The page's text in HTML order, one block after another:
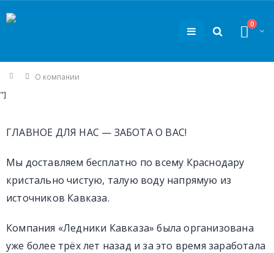
0
Home
О компании
"]
ГЛАВНОЕ ДЛЯ НАС — ЗАБОТА О ВАС!
Мы доставляем бесплатно по всему Краснодару
кристально чистую, талую воду напрямую из
источников Кавказа.
Компания «Ледники Кавказа» была организована
уже более трёх лет назад и за это время заработала